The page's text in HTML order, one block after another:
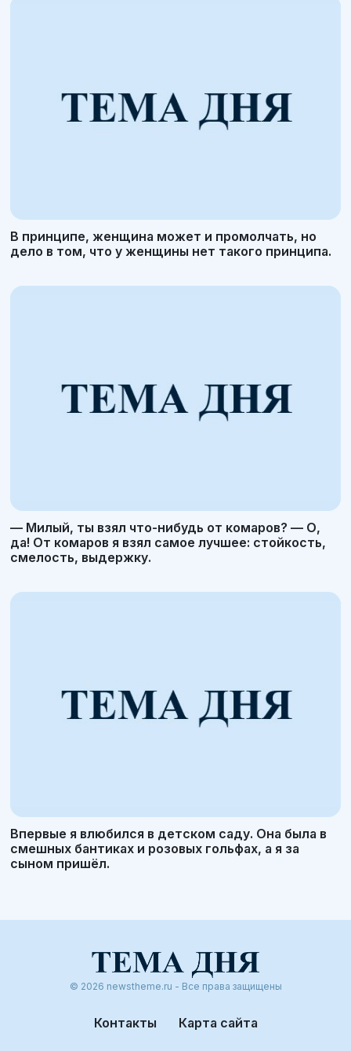
В принципе, женщина может и промолчать, но
дело в том, что у женщины нет такого принципа.
— Милый, ты взял что-нибудь от комаров? — О,
да! От комаров я взял самое лучшее: стойкость,
смелость, выдержку.
Впервые я влюбился в детском саду. Она была в
смешных бантиках и розовых гольфах, а я за
сыном пришёл.
© 2026 newstheme.ru - Все права защищены
Контакты Карта сайта